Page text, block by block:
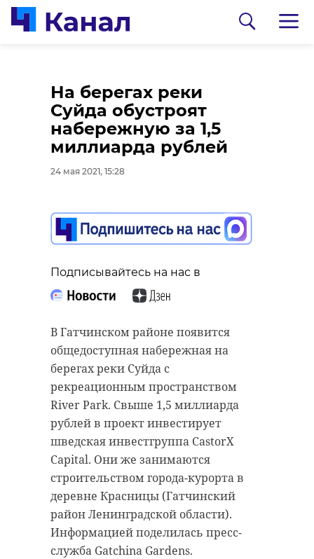
На берегах реки
Суйда обустроят
набережную за 1,5
миллиарда рублей
24 мая 2021, 15:28
Подписывайтесь на нас в
В Гатчинском районе появится
общедоступная набережная на
берегах реки Суйда с
рекреационным пространством
River Park. Свыше 1,5 миллиарда
рублей в проект инвестирует
шведская инвестгруппа CastorX
Capital. Они же занимаются
строительством города-курорта в
деревне Красницы (Гатчинский
район Ленинградской области).
Информацией поделилась пресс-
служба Gatchina Gardens.
Сотрудники "Парка
Монрепо"
предлагают связать
для деревьев шарфы
и получить за это
призы
Подписывайтесь на нас в
Сотрудники музея-заповедника
"Парк Монрепо" приглашают всех
рукодельниц и мастеров
поучаствовать в создании
маркеров для деревьев вдоль
экологического маршрута в
лесной части заповедника. Самым
активным в подарок обещают
вручить Путеводитель Монрепо.
В Петербурге
силовики перекрыли
Апраксин двор -
видео
24 мая 2021, 14:51
Подписывайтесь на нас в
В понедельник, 24 мая, появилось
сообщение о том, что Апраксин
двор в Петербурге закрыт для
посещения. В распоряжении